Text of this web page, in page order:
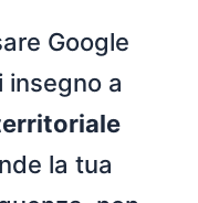
Google
insegno a
la tua